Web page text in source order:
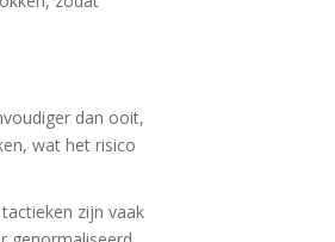
dan ooit,
wat het risico
zijn vaak